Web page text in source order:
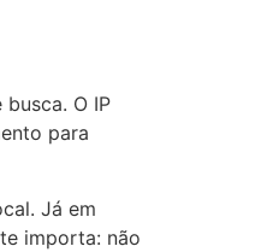
O IP
para
Já em
importa: não